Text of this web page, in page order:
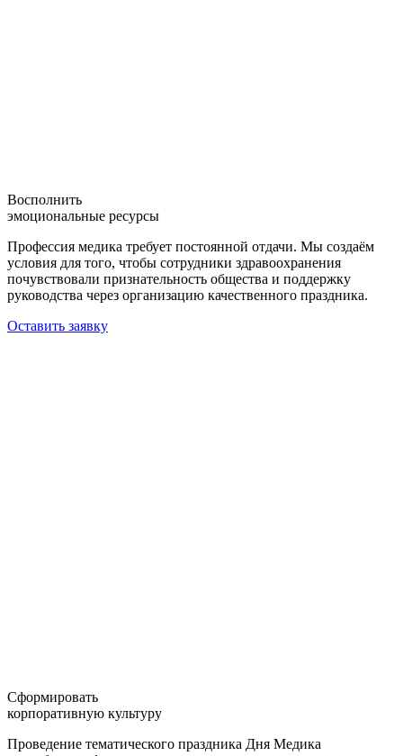
Восполнить
эмоциональные ресурсы
Профессия медика требует постоянной отдачи. Мы создаём
условия для того, чтобы сотрудники здравоохранения
почувствовали признательность общества и поддержку
руководства через организацию качественного праздника.
Оставить заявку
Сформировать
корпоративную культуру
Проведение тематического праздника Дня Медика